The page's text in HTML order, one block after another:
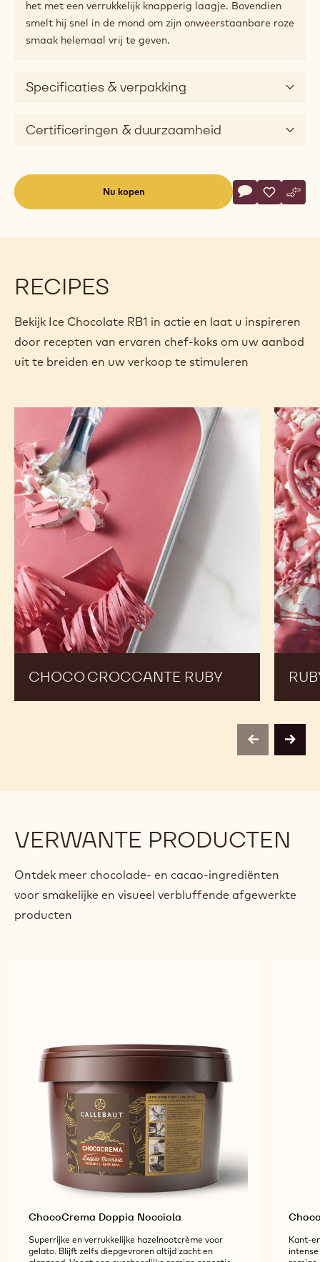
het met een verrukkelijk knapperig laagje. Bovendien
smelt hij snel in de mond om zijn onweerstaanbare roze
smaak helemaal vrij te geven.
Specificaties & verpakking
Certificeringen & duurzaamheid
Nu kopen
Actions
Schrijf een
- Ice Chocolate
Opslaan
- Ice - Ice
RECIPES
Bekijk Ice Chocolate RB1 in actie en laat u inspireren
door recepten van ervaren chef-koks om uw aanbod
uit te breiden en uw verkoop te stimuleren
CHOCO CROCCANTE RUBY
Croccante
ruby
Ruby
previousnext
VERWANTE PRODUCTEN
Ontdek meer chocolade- en cacao-ingrediënten
voor smakelijke en visueel verbluffende afgewerkte
producten
ChocoCrema Doppia Nocciola
Superrijke en verrukkelijke hazelnootcrème voor
gelato. Blijft zelfs diepgevroren altijd zacht en
Kant-